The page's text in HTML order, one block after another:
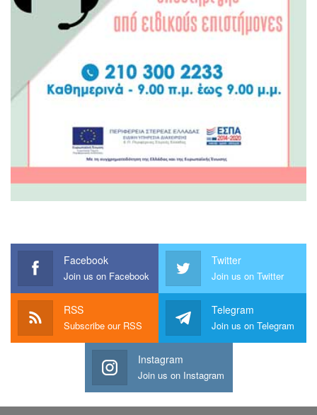
Facebook
Join us on Facebook
Twitter
Join us on Twitter
RSS
Subscribe our RSS
Telegram
Join us on Telegram
Instagram
Join us on Instagram